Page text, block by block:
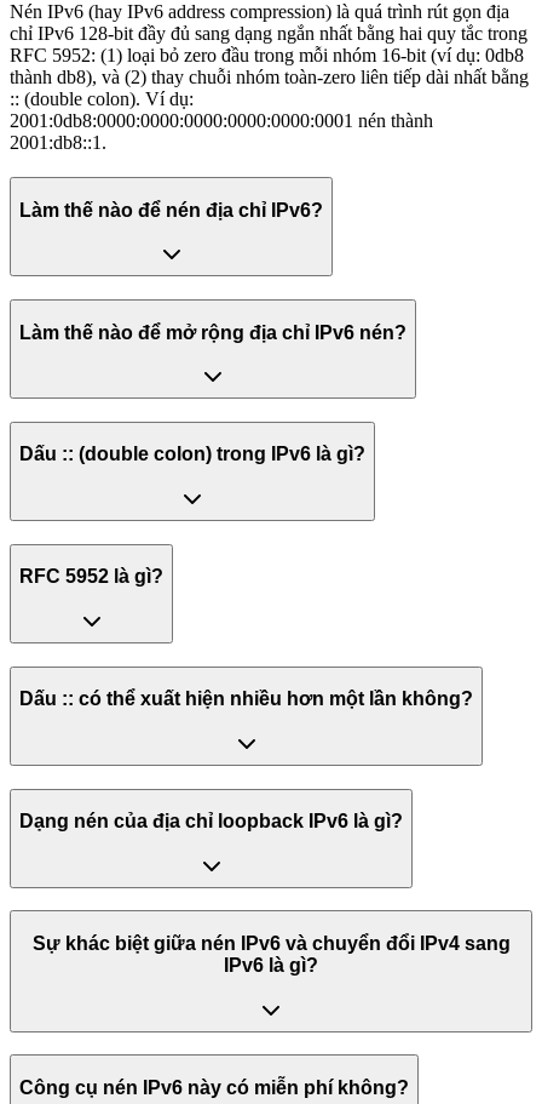
Nén IPv6 (hay IPv6 address compression) là quá trình rút gọn địa
chỉ IPv6 128-bit đầy đủ sang dạng ngắn nhất bằng hai quy tắc trong
RFC 5952: (1) loại bỏ zero đầu trong mỗi nhóm 16-bit (ví dụ: 0db8
thành db8), và (2) thay chuỗi nhóm toàn-zero liên tiếp dài nhất bằng
:: (double colon). Ví dụ:
2001:0db8:0000:0000:0000:0000:0000:0001 nén thành
2001:db8::1.
Làm thế nào để nén địa chỉ IPv6?
Làm thế nào để mở rộng địa chỉ IPv6 nén?
Dấu :: (double colon) trong IPv6 là gì?
RFC 5952 là gì?
Dấu :: có thể xuất hiện nhiều hơn một lần không?
Dạng nén của địa chỉ loopback IPv6 là gì?
Sự khác biệt giữa nén IPv6 và chuyển đổi IPv4 sang
IPv6 là gì?
Công cụ nén IPv6 này có miễn phí không?